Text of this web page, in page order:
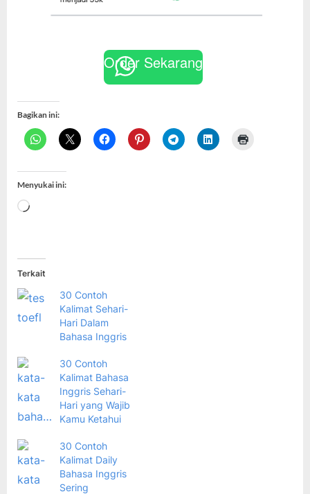
Order Sekarang
Bagikan ini:
Menyukai ini:
Memuat...
Terkait
30 Contoh
Kalimat Sehari-
Hari Dalam
Bahasa Inggris
30 Contoh
Kalimat Bahasa
Inggris Sehari-
Hari yang Wajib
Kamu Ketahui
30 Contoh
Kalimat Daily
Bahasa Inggris
Sering